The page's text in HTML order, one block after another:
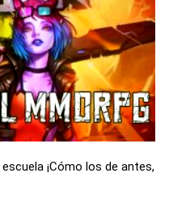
¡Cómo los de antes,